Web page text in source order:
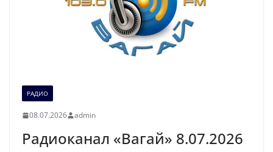
РАДИО
08.07.2026 admin
Радиоканал «Вагай» 8.07.2026